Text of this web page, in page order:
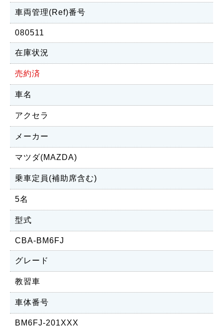
車両管理(Ref)番号
080511
在庫状況
売約済
車名
アクセラ
メーカー
マツダ(MAZDA)
乗車定員(補助席含む)
5名
型式
CBA-BM6FJ
グレード
教習車
車体番号
BM6FJ-201XXX